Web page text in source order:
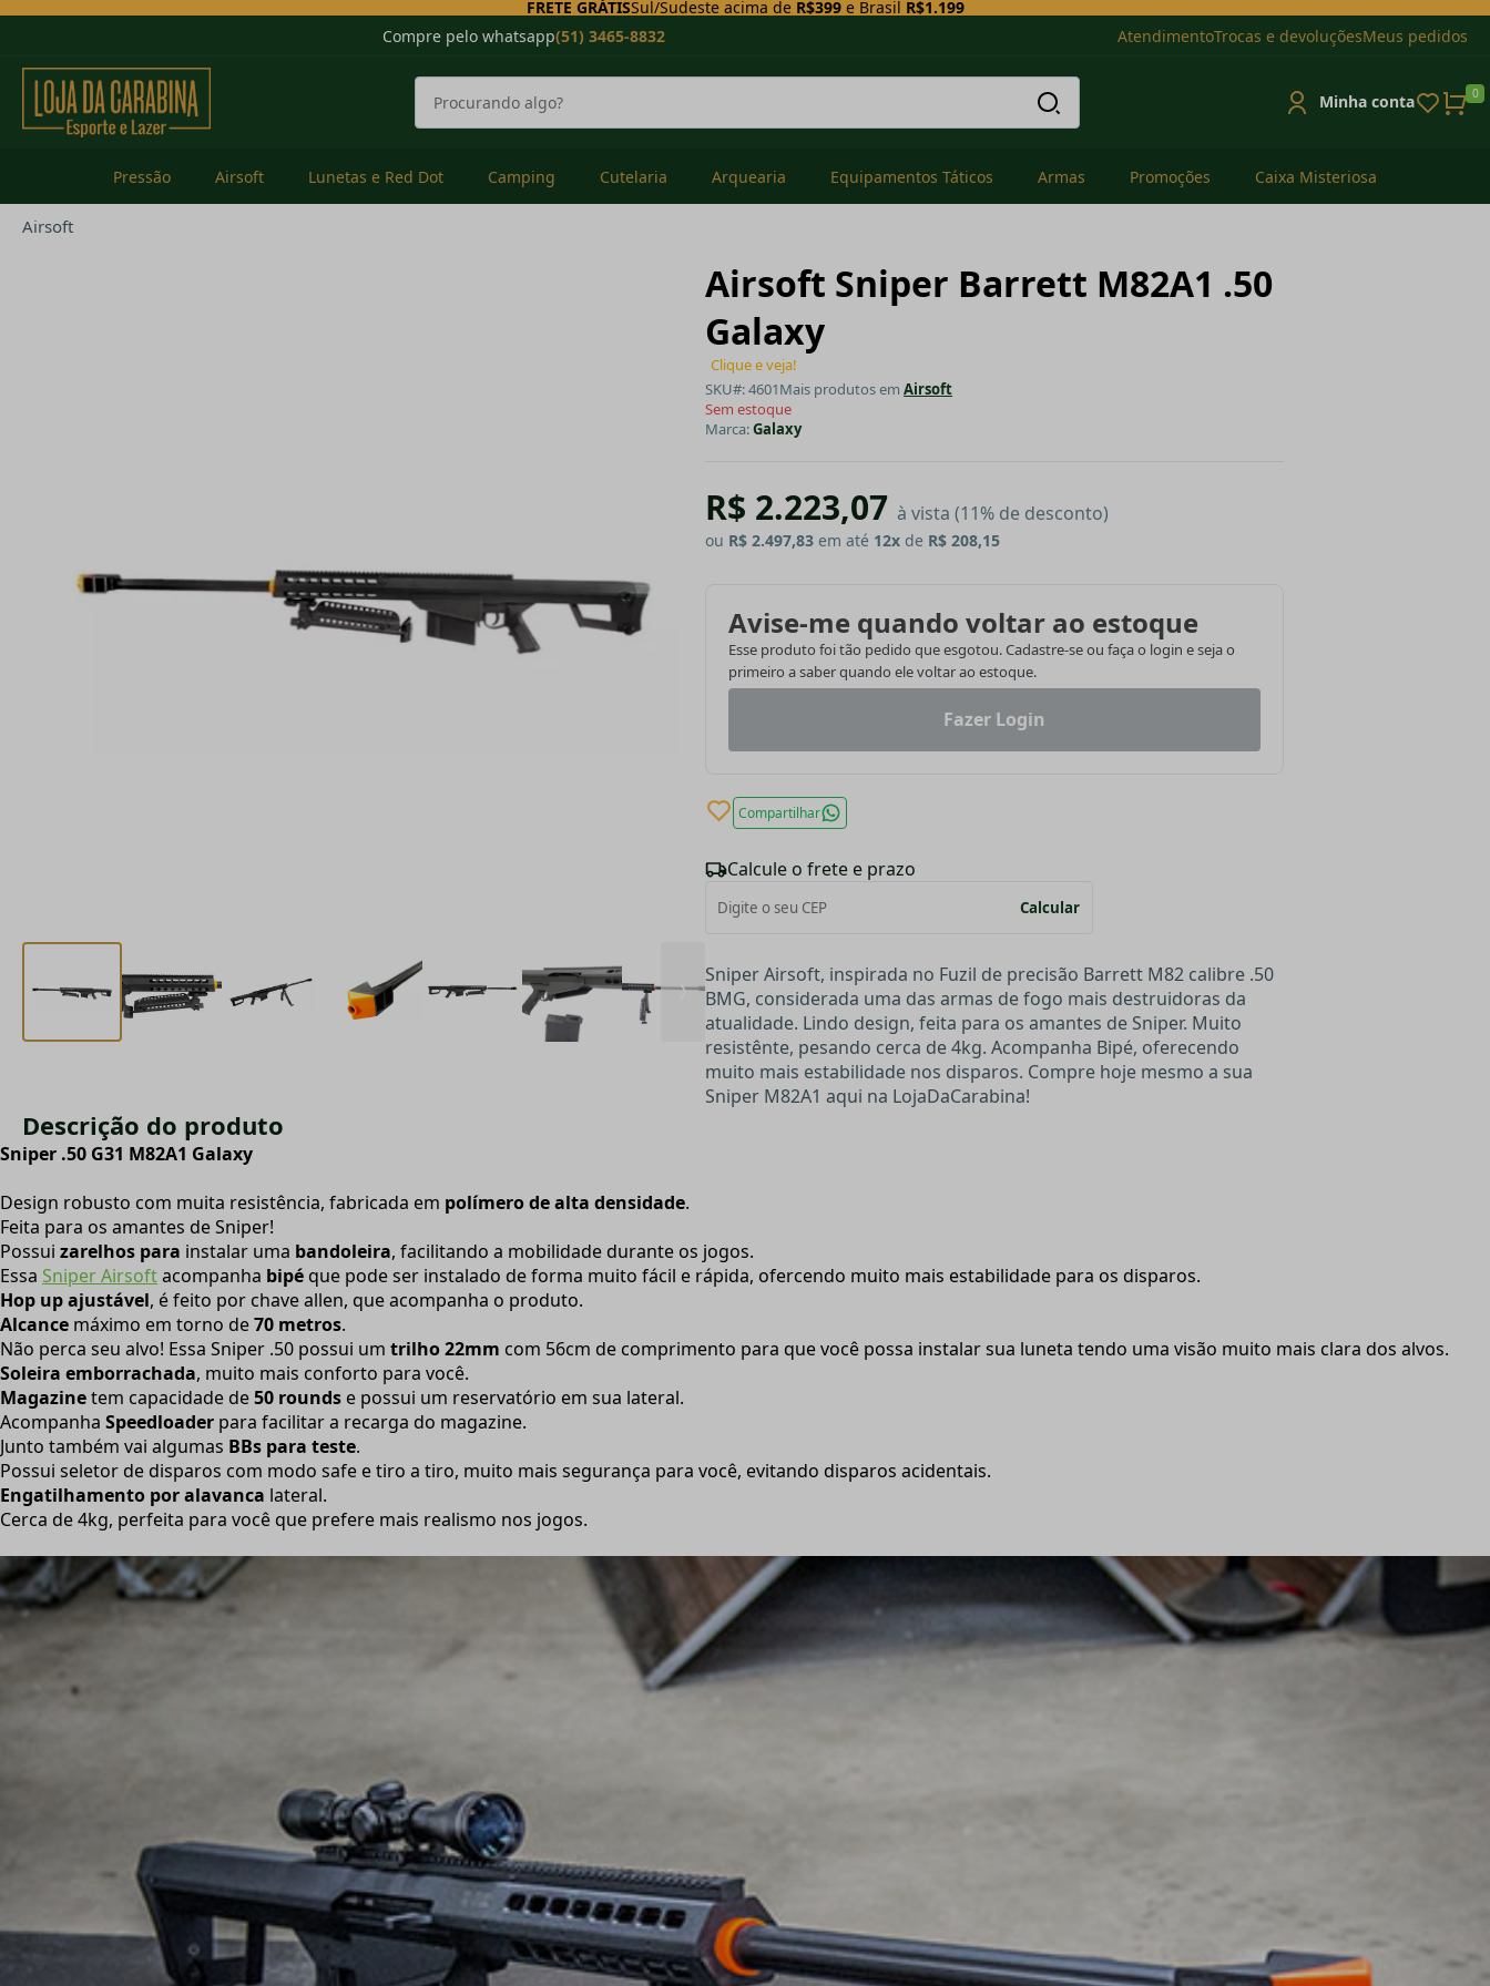
FRETE GRÁTISSul/Sudeste acima de R$399e Brasil R$1.199
Compre pelo whatsapp(51) 3465-8832 AtendimentoTrocas e devoluçõesMeus pedidos
Minha conta 0
Pressão Airsoft Lunetas e Red Dot Camping Cutelaria Arquearia Equipamentos Táticos Armas Promoções Caixa Misteriosa
Airsoft
Airsoft Sniper Barrett M82A1 .50
Galaxy
Clique e veja!
SKU#: 4601Mais produtos em Airsoft
Sem estoque
Marca:Galaxy
R$ 2.223,07 à vista (11% de desconto)
ou R$ 2.497,83 em até 12x de R$ 208,15
Avise-me quando voltar ao estoque
Esse produto foi tão pedido que esgotou. Cadastre-se ou faça o login e seja o
primeiro a saber quando ele voltar ao estoque.
Fazer Login
Compartilhar
Calcule o frete e prazo
Calcular
Sniper Airsoft, inspirada no Fuzil de precisão Barrett M82 calibre .50
BMG, considerada uma das armas de fogo mais destruidoras da
atualidade. Lindo design, feita para os amantes de Sniper. Muito
resistênte, pesando cerca de 4kg. Acompanha Bipé, oferecendo
muito mais estabilidade nos disparos. Compre hoje mesmo a sua
Sniper M82A1 aqui na LojaDaCarabina!
Descrição do produto
Sniper .50 G31 M82A1 Galaxy
Design robusto com muita resistência, fabricada em polímero de alta densidade.
Feita para os amantes de Sniper!
Possui zarelhos para instalar uma bandoleira, facilitando a mobilidade durante os jogos.
Essa Sniper Airsoftacompanha bipé que pode ser instalado de forma muito fácil e rápida, ofercendo muito mais estabilidade para os disparos.
Hop up ajustável, é feito por chave allen, que acompanha o produto.
Alcance máximo em torno de70 metros.
Não perca seu alvo! Essa Sniper .50 possui um trilho 22mm com 56cm de comprimento para que você possa instalar sua luneta tendo uma visão muito mais clara dos alvos.
Soleira emborrachada, muito mais conforto para você.
Magazinetem capacidade de50 rounds e possui um reservatório em sua lateral.
Acompanha Speedloader para facilitar a recarga do magazine.
Junto também vai algumas BBs para teste.
Possui seletor de disparos com modo safe e tiro a tiro, muito mais segurança para você, evitando disparos acidentais.
Engatilhamento por alavanca lateral.
Cerca de 4kg, perfeita para você que prefere mais realismo nos jogos.